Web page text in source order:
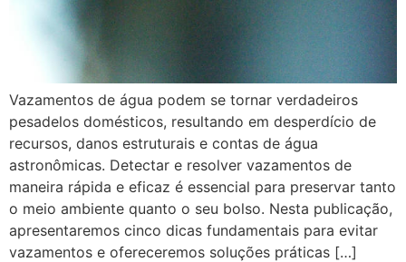
Vazamentos de água podem se tornar verdadeiros
pesadelos domésticos, resultando em desperdício de
recursos, danos estruturais e contas de água
astronômicas. Detectar e resolver vazamentos de
maneira rápida e eficaz é essencial para preservar tanto
o meio ambiente quanto o seu bolso. Nesta publicação,
apresentaremos cinco dicas fundamentais para evitar
vazamentos e ofereceremos soluções práticas […]